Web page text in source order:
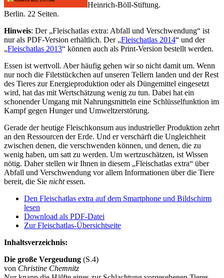
Heinrich-Böll-Stiftung.
Berlin. 22 Seiten.
Hinweis: Der „Fleischatlas extra: Abfall und Verschwendung“ ist
nur als PDF-Version erhältlich. Der „Fleischatlas 2014“ und der
„Fleischatlas 2013“ können auch als Print-Version bestellt werden.
Essen ist wertvoll. Aber häufig gehen wir so nicht damit um. Wenn
nur noch die Filetstückchen auf unseren Tellern landen und der Rest
des Tieres zur Energieproduktion oder als Düngemittel eingesetzt
wird, hat das mit Wertschätzung wenig zu tun. Dabei hat ein
schonender Umgang mit Nahrungsmitteln eine Schlüsselfunktion im
Kampf gegen Hunger und Umweltzerstörung.
Gerade der heutige Fleischkonsum aus industrieller Produktion zehrt
an den Ressourcen der Erde. Und er verschärft die Ungleichheit
zwischen denen, die verschwenden können, und denen, die zu
wenig haben, um satt zu werden. Um wertzuschätzen, ist Wissen
nötig. Daher stellen wir Ihnen in diesem „Fleischatlas extra“ über
Abfall und Verschwendung vor allem Informationen über die Tiere
bereit, die Sie nichtessen.
Den Fleischatlas extra auf dem Smartphone und Bildschirm
lesen
Download als PDF-Datei
Zur Fleischatlas-Übersichtseite
Inhaltsverzeichnis:
Die große Vergeudung (S.4)
von Christine Chemnitz